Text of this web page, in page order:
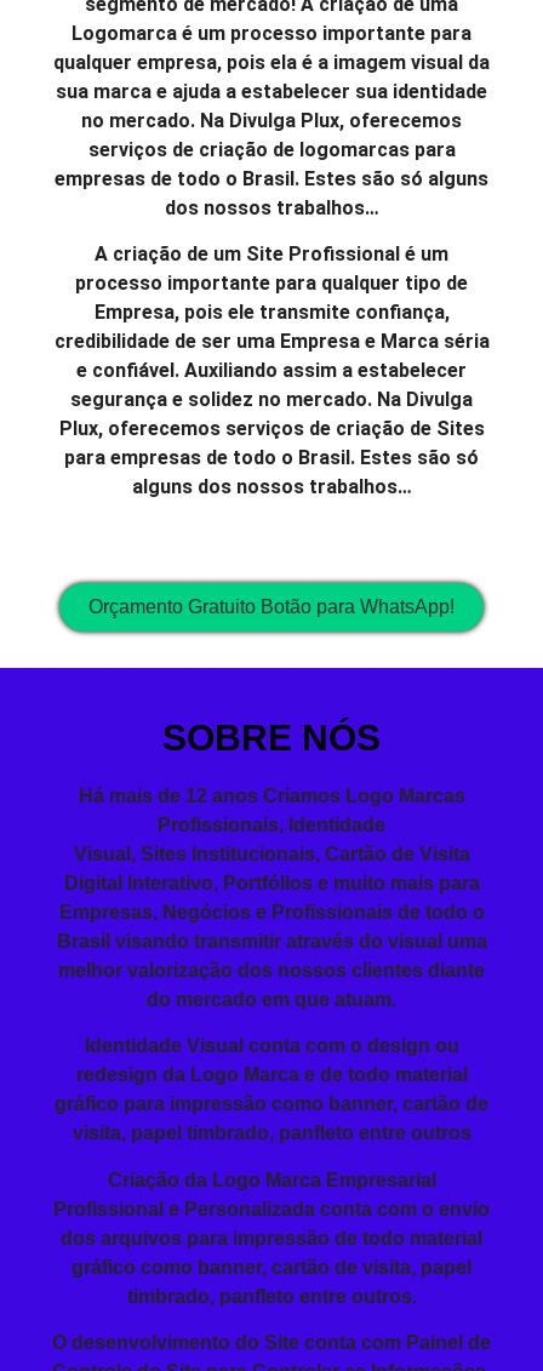
Logomarca é um processo importante para
qualquer empresa, pois ela é a imagem visual da
sua marca e ajuda a estabelecer sua identidade
no mercado. Na Divulga Plux, oferecemos
serviços de criação de logomarcas para
empresas de todo o Brasil. Estes são só alguns
dos nossos trabalhos…
A criação de um Site Profissional é um
processo importante para qualquer tipo de
Empresa, pois ele transmite confiança,
credibilidade de ser uma Empresa e Marca séria
e confiável. Auxiliando assim a estabelecer
segurança e solidez no mercado. Na Divulga
Plux, oferecemos serviços de criação de Sites
para empresas de todo o Brasil. Estes são só
alguns dos nossos trabalhos…
Orçamento Gratuito Botão para WhatsApp!
SOBRE NÓS
Há mais de 12 anos Criamos Logo Marcas
Profissionais, Identidade
Visual , SitesInstitucionais, Cartão de Visita
Digital Interativo, Portfólios e muito mais para
Empresas, Negócios e Profissionais de todo o
Brasil visando transmitir através do visual uma
melhor valorização dos nossos clientes diante
do mercado em que atuam.
Identidade Visual conta com o design ou
redesign da Logo Marca e de todo material
gráfico para impressão como banner, cartão de
visita, papel timbrado, panfleto entre outros
Criação da Logo Marca Empresarial
Profissional e Personalizada conta com o envio
dos arquivos para impressão de todo material
gráfico como banner, cartão de visita, papel
timbrado, panfleto entre outros.
O desenvolvimento do Site conta com Painel de